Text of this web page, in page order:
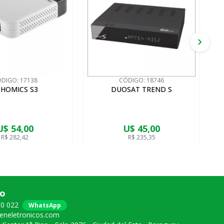
17138
S3
54,00
R$ 282,42
CÓDIGO: 18746
DUOSAT TREND S
U$ 45,00
R$ 235,35
022 WhatsApp